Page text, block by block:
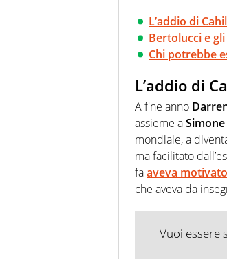
L’addio di
Bertolucci e
Chi potrebbe
L’addio di
A fine anno
assieme a
mondiale, a
ma facilitato
faaveva
che aveva da
Vuoi essere